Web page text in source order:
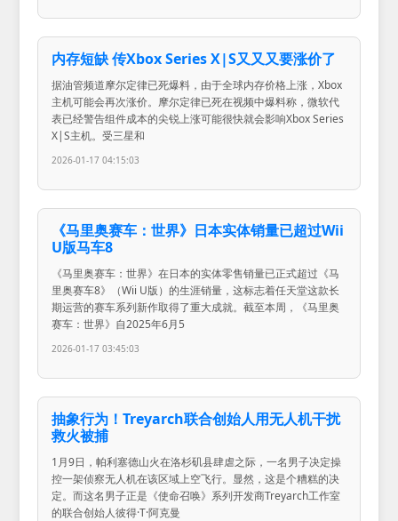
内存短缺 传Xbox Series X|S又又又要涨价了
据油管频道摩尔定律已死爆料，由于全球内存价格上涨，Xbox
主机可能会再次涨价。摩尔定律已死在视频中爆料称，微软代
表已经警告组件成本的尖锐上涨可能很快就会影响Xbox Series
X|S主机。受三星和
2026-01-17 04:15:03
《马里奥赛车：世界》日本实体销量已超过Wii
U版马车8
《马里奥赛车：世界》在日本的实体零售销量已正式超过《马
里奥赛车8》（Wii U版）的生涯销量，这标志着任天堂这款长
期运营的赛车系列新作取得了重大成就。截至本周，《马里奥
赛车：世界》自2025年6月5
2026-01-17 03:45:03
抽象行为！Treyarch联合创始人用无人机干扰
救火被捕
1月9日，帕利塞德山火在洛杉矶县肆虐之际，一名男子决定操
控一架侦察无人机在该区域上空飞行。显然，这是个糟糕的决
定。而这名男子正是《使命召唤》系列开发商Treyarch工作室
的联合创始人彼得·T·阿克曼